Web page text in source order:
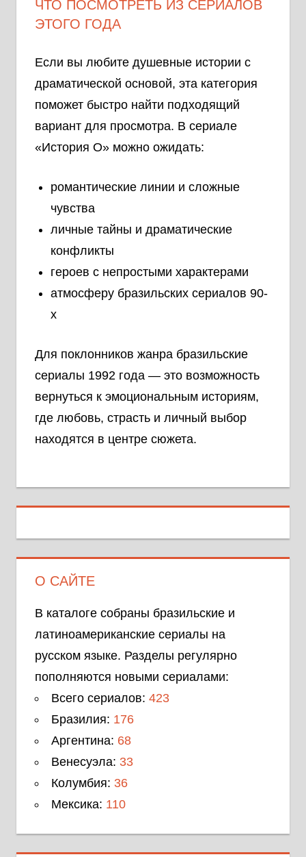
ЧТО ПОСМОТРЕТЬ ИЗ СЕРИАЛОВ
ЭТОГО ГОДА
Если вы любите душевные истории с
драматической основой, эта категория
поможет быстро найти подходящий
вариант для просмотра. В сериале
«История О» можно ожидать:
романтические линии и сложные
чувства
личные тайны и драматические
конфликты
героев с непростыми характерами
атмосферу бразильских сериалов 90-
х
Для поклонников жанра бразильские
сериалы 1992 года — это возможность
вернуться к эмоциональным историям,
где любовь, страсть и личный выбор
находятся в центре сюжета.
О САЙТЕ
В каталоге собраны бразильские и
латиноамериканские сериалы на
русском языке. Разделы регулярно
пополняются новыми сериалами:
Всего сериалов: 423
Бразилия: 176
Аргентина: 68
Венесуэла: 33
Колумбия: 36
Мексика: 110